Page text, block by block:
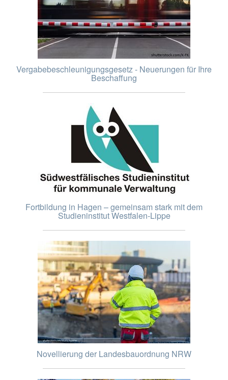
Vergabebeschleunigungsgesetz - Neuerungen für Ihre
Beschaffung
Fortbildung in Hagen – gemeinsam stark mit dem
Studieninstitut Westfalen-Lippe
Novellierung der Landesbauordnung NRW